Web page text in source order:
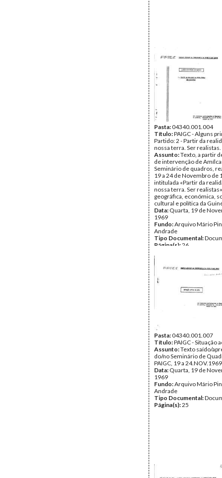
Pasta:04340.001.004
Título:PAIGC - Alguns
Partido: 2 - Partir da
nossa terra. Ser realistas.
Assunto:Texto, a partir
de intervenção de
Seminário de quadros,
19 a 24 de Novembro de
intitulada «Partir da
nossa terra. Ser
geográfica, económica,
cultural e política da
Data: Quarta, 19 de
1969
Fundo:Arquivo Mário
Andrade
Tipo Documental:
Página(s):26
Pasta:04340.001.007
Título:PAIGC - Situação
Assunto:Texto saído/
do/no Seminário de
PAIGC, 19 a
Data: Quarta, 19 de
1969
Fundo:Arquivo Mário
Andrade
Tipo Documental:
Página(s):25